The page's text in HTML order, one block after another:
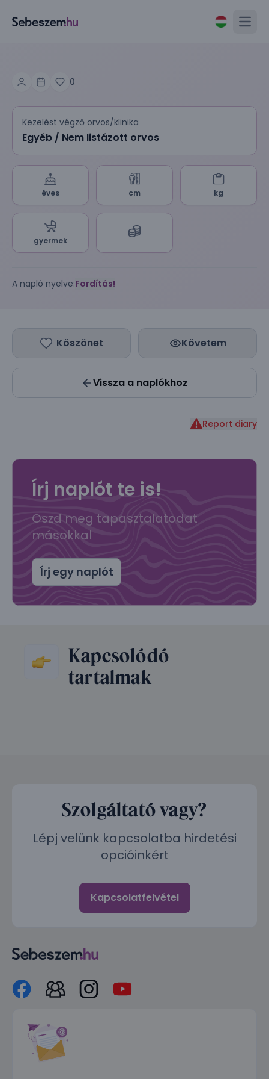
0
Kezelést végző orvos/klinika
Egyéb / Nem listázott orvos
éves cm kg
gyermek
A napló nyelve:Fordítás!
Köszönet Követem
Vissza a naplókhoz
Report diary
Írj naplót te is!
Oszd meg tapasztalatodat
másokkal
Írj egy naplót
Kapcsolódó
tartalmak
Szolgáltató vagy?
Lépj velünk kapcsolatba hirdetési
opcióinkért
Kapcsolatfelvétel